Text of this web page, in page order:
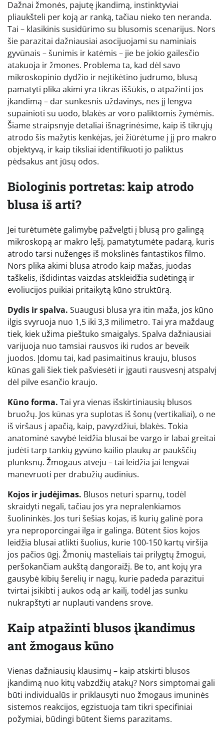
Dažnai žmonės, pajutę įkandimą, instinktyviai
pliaukšteli per koją ar ranką, tačiau nieko ten neranda.
Tai – klasikinis susidūrimo su blusomis scenarijus. Nors
šie parazitai dažniausiai asocijuojami su naminiais
gyvūnais – šunimis ir katėmis – jie be jokio gailesčio
atakuoja ir žmones. Problema ta, kad dėl savo
mikroskopinio dydžio ir neįtikėtino judrumo, blusą
pamatyti plika akimi yra tikras iššūkis, o atpažinti jos
įkandimą – dar sunkesnis uždavinys, nes jį lengva
supainioti su uodo, blakės ar voro paliktomis žymėmis.
Šiame straipsnyje detaliai išnagrinėsime, kaip iš tikrųjų
atrodo šis mažytis kenkėjas, jei žiūrėtume į jį pro makro
objektyvą, ir kaip tiksliai identifikuoti jo paliktus
pėdsakus ant jūsų odos.
Biologinis portretas: kaip atrodo
blusa iš arti?
Jei turėtumėte galimybę pažvelgti į blusą pro galingą
mikroskopą ar makro lęšį, pamatytumėte padarą, kuris
atrodo tarsi nužengęs iš mokslinės fantastikos filmo.
Nors plika akimi blusa atrodo kaip mažas, juodas
taškelis, išdidintas vaizdas atskleidžia sudėtingą ir
evoliucijos puikiai pritaikytą kūno struktūrą.
Dydis ir spalva. Suaugusi blusa yra itin maža, jos kūno
ilgis svyruoja nuo 1,5 iki 3,3 milimetro. Tai yra maždaug
tiek, kiek užima pieštuko smaigalys. Spalva dažniausiai
varijuoja nuo tamsiai rausvos iki rudos ar beveik
juodos. Įdomu tai, kad pasimaitinus krauju, blusos
kūnas gali šiek tiek pašviesėti ir įgauti rausvesnį atspalvį
dėl pilve esančio kraujo.
Kūno forma. Tai yra vienas išskirtiniausių blusos
bruožų. Jos kūnas yra suplotas iš šonų (vertikaliai), o ne
iš viršaus į apačią, kaip, pavyzdžiui, blakės. Tokia
anatominė savybė leidžia blusai be vargo ir labai greitai
judėti tarp tankių gyvūno kailio plaukų ar paukščių
plunksnų. Žmogaus atveju – tai leidžia jai lengvai
manevruoti per drabužių audinius.
Kojos ir judėjimas. Blusos neturi sparnų, todėl
skraidyti negali, tačiau jos yra nepralenkiamos
šuolininkės. Jos turi šešias kojas, iš kurių galinė pora
yra neproporcingai ilga ir galinga. Būtent šios kojos
leidžia blusai atlikti šuolius, kurie 100-150 kartų viršija
jos pačios ūgį. Žmonių masteliais tai prilygtų žmogui,
peršokančiam aukštą dangoraižį. Be to, ant kojų yra
gausybė kibių šerelių ir nagų, kurie padeda parazitui
tvirtai įsikibti į aukos odą ar kailį, todėl jas sunku
nukrapštyti ar nuplauti vandens srove.
Kaip atpažinti blusos įkandimus
ant žmogaus kūno
Vienas dažniausių klausimų – kaip atskirti blusos
įkandimą nuo kitų vabzdžių atakų? Nors simptomai gali
būti individualūs ir priklausyti nuo žmogaus imuninės
sistemos reakcijos, egzistuoja tam tikri specifiniai
požymiai, būdingi būtent šiems parazitams.